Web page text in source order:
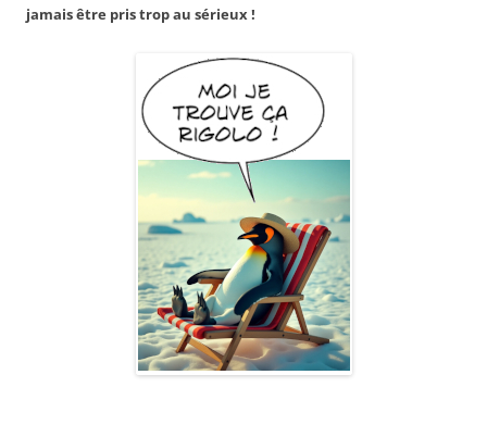
jamais être pris trop au sérieux !